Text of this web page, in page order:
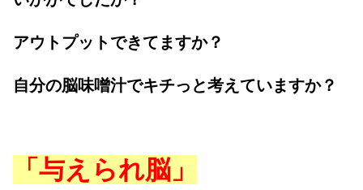
アウトプットできてますか？
自分の脳味噌汁でキチっと考えていますか？
「与えられ脳」